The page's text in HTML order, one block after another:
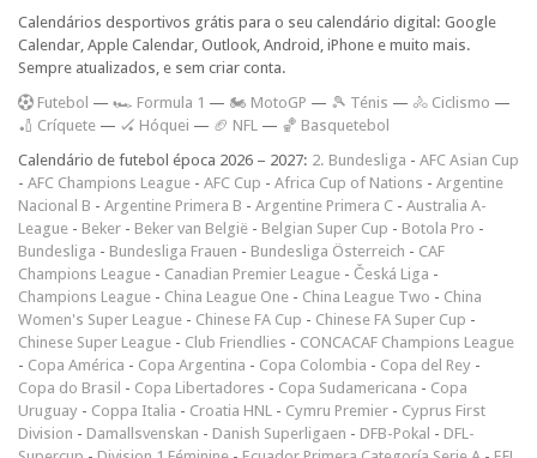
Calendários desportivos grátis para o seu calendário digital: Google
Calendar, Apple Calendar, Outlook, Android, iPhone e muito mais.
Sempre atualizados, e sem criar conta.
Futebol — 🏎️ Formula 1 — 🏍 MotoGP — 🎾 Ténis — 🚴 Ciclismo —
🏏 Críquete — 🏑 Hóquei — 🏈 NFL — 🏀 Basquetebol
Calendário de futebol época 2026 – 2027: 2. Bundesliga - AFC Asian Cup
- AFC Champions League - AFC Cup - Africa Cup of Nations - Argentine
Nacional B - Argentine Primera B - Argentine Primera C - Australia A-
League - Beker - Beker van België - Belgian Super Cup - Botola Pro -
Bundesliga - Bundesliga Frauen - Bundesliga Österreich - CAF
Champions League - Canadian Premier League - Česká Liga -
Champions League - China League One - China League Two - China
Women's Super League - Chinese FA Cup - Chinese FA Super Cup -
Chinese Super League - Club Friendlies - CONCACAF Champions League
- Copa América - Copa Argentina - Copa Colombia - Copa del Rey -
Copa do Brasil - Copa Libertadores - Copa Sudamericana - Copa
Uruguay - Coppa Italia - Croatia HNL - Cymru Premier - Cyprus First
Division - Damallsvenskan - Danish Superligaen - DFB-Pokal - DFL-